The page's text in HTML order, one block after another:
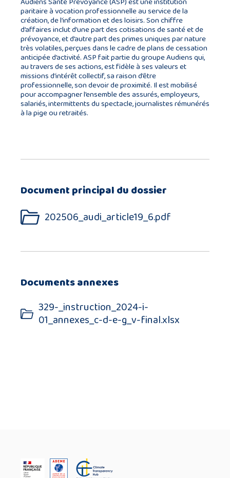
paritaire à vocation professionnelle au service de la
création, de l’information et des loisirs. Son chiffre
d’affaires inclut d’une part des cotisations de santé et de
prévoyance, et d’autre part des primes uniques par nature
très volatiles, perçues dans le cadre de plans de cessation
anticipée d’activité. ASP fait partie du groupe Audiens qui,
au travers de ses actions, est fidèle à ses valeurs et
missions d’intérêt collectif, sa raison d’être
professionnelle, son devoir de proximité. Il est mobilisé
pour accompagner l’ensemble des assurés, employeurs,
salariés, intermittents du spectacle, journalistes rémunérés
à la pige ou retraités.
Document principal du dossier
202506_audi_article19_6.pdf
Documents annexes
329-_instruction_2024-i-
01_annexes_c-d-e-g_v-final.xlsx